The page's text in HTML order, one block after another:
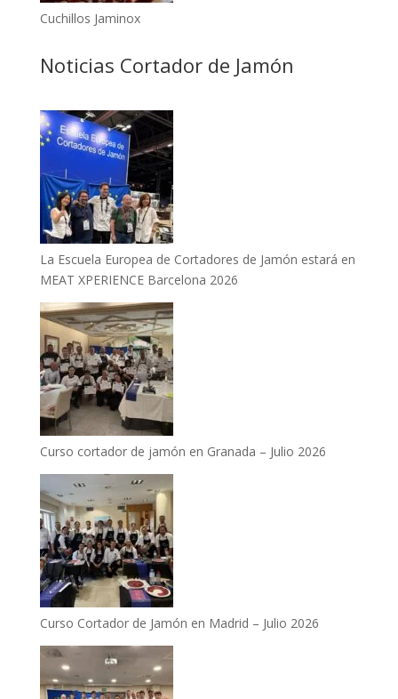
Cuchillos Jaminox
Noticias Cortador de Jamón
La Escuela Europea de Cortadores de Jamón estará en
MEAT XPERIENCE Barcelona 2026
Curso cortador de jamón en Granada – Julio 2026
Curso Cortador de Jamón en Madrid – Julio 2026